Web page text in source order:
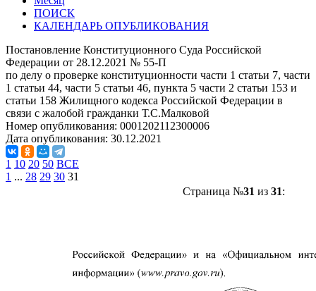
ПОИСК
КАЛЕНДАРЬ ОПУБЛИКОВАНИЯ
Постановление Конституционного Суда Российской
Федерации от 28.12.2021 № 55-П
по делу о проверке конституционности части 1 статьи 7, части
1 статьи 44, части 5 статьи 46, пункта 5 части 2 статьи 153 и
статьи 158 Жилищного кодекса Российской Федерации в
связи с жалобой гражданки Т.С.Малковой
Номер опубликования: 0001202112300006
Дата опубликования: 30.12.2021
1 10 20 50 ВСЕ
1 ... 28 29 30 31
Страница №31 из 31: